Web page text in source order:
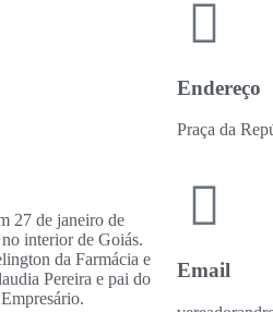
27 de janeiro de
interior de Goiás.
da Farmácia e
Pereira e pai do
Endereço
Praça da
Email